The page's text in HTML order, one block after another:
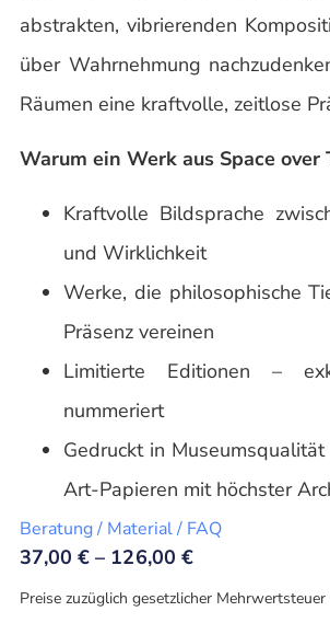
abstrakten, vibrierenden
über Wahrnehmung
Räumen eine kraftvolle, zeitlose
Warum ein Werk aus Space over
Kraftvolle Bildsprache
und Wirklichkeit
Werke, die philosophische
Präsenz vereinen
Limitierte Editionen –
nummeriert
Gedruckt in
Art-Papieren mit höchster
Beratung / Material / FAQ
37,00€ – 126,00 €
Preise zuzüglich gesetzlicher